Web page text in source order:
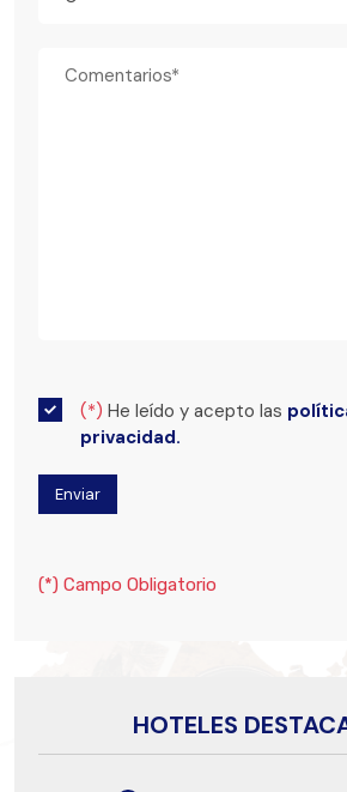
(*) He leído y acepto las
privacidad.
(*) Campo Obligatorio
HOTELES